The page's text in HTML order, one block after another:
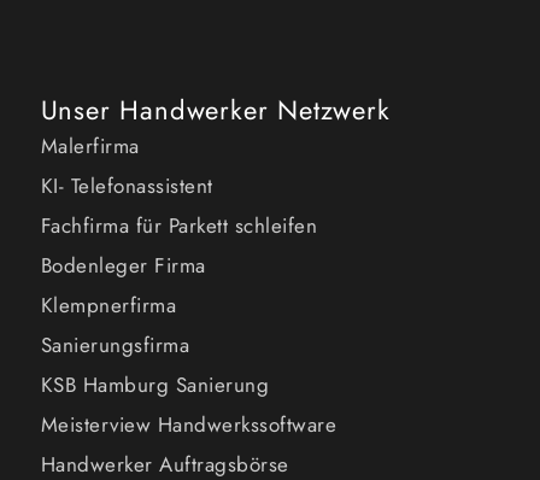
Unser Handwerker Netzwerk
Malerfirma
KI- Telefonassistent
Fachfirma für Parkett schleifen
Bodenleger Firma
Klempnerfirma
Sanierungsfirma
KSB Hamburg Sanierung
Meisterview Handwerkssoftware
Handwerker Auftragsbörse